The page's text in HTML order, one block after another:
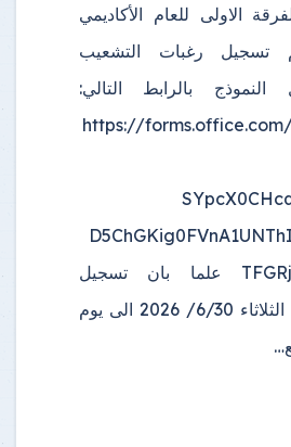
للفرقة الاولى للعام الأكاديمي
يمكنكم تسجيل رغبات التشعيب
بالرابط التالي:
https://
TFGRjI4RFMxMjZKOS4u علما بان تسجيل
الرغبات يبدا من اليوم الثلاثاء 6/30/ 2026 الى يوم